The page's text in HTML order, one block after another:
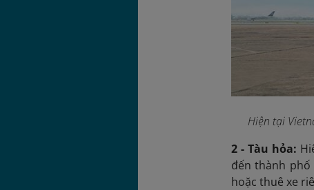
Hiện tại
2 - Tàu hỏa:
đến thành phố
hoặc thuê xe